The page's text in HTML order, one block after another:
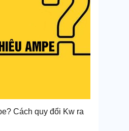
Cách quy đổi Kw ra